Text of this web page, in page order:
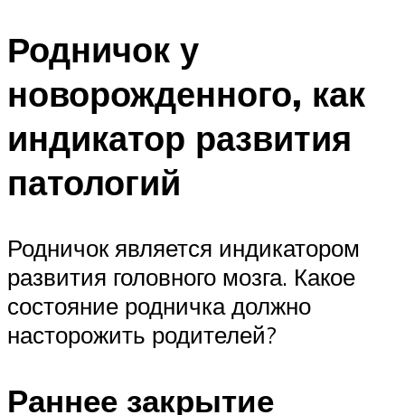
Родничок у
новорожденного, как
индикатор развития
патологий
Родничок является индикатором
развития головного мозга. Какое
состояние родничка должно
насторожить родителей?
Раннее закрытие